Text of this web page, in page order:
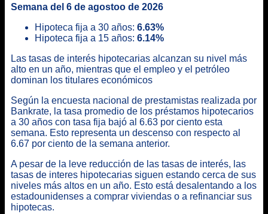
Semana del 6 de agostoo de 2026
Hipoteca fija a 30 años: 6.63%
Hipoteca fija a 15 años: 6.14%
Las tasas de interés hipotecarias alcanzan su nivel más
alto en un año, mientras que el empleo y el petróleo
dominan los titulares económicos
Según la encuesta nacional de prestamistas realizada por
Bankrate, la tasa promedio de los préstamos hipotecarios
a 30 años con tasa fija bajó al 6.63 por ciento esta
semana. Esto representa un descenso con respecto al
6.67 por ciento de la semana anterior.
A pesar de la leve reducción de las tasas de interés, las
tasas de interes hipotecarias siguen estando cerca de sus
niveles más altos en un año. Esto está desalentando a los
estadounidenses a comprar viviendas o a refinanciar sus
hipotecas.